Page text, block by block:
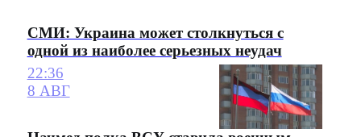
СМИ: Украина может столкнуться с
одной из наиболее серьезных неудач
22:36
8 АВГ